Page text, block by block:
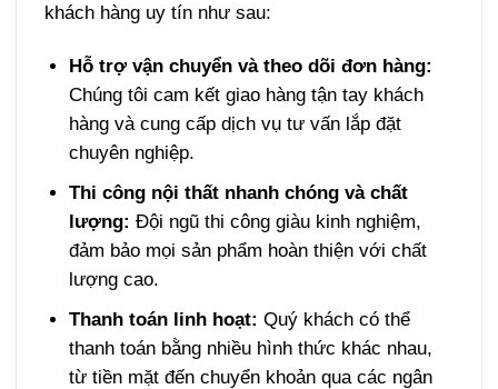
khách hàng uy tín như sau:
Hỗ trợ vận chuyển và theo dõi đơn hàng:
Chúng tôi cam kết giao hàng tận tay khách
hàng và cung cấp dịch vụ tư vấn lắp đặt
chuyên nghiệp.
Thi công nội thất nhanh chóng và chất
lượng: Đội ngũ thi công giàu kinh nghiệm,
đảm bảo mọi sản phẩm hoàn thiện với chất
lượng cao.
Thanh toán linh hoạt: Quý khách có thể
thanh toán bằng nhiều hình thức khác nhau,
từ tiền mặt đến chuyển khoản qua các ngân